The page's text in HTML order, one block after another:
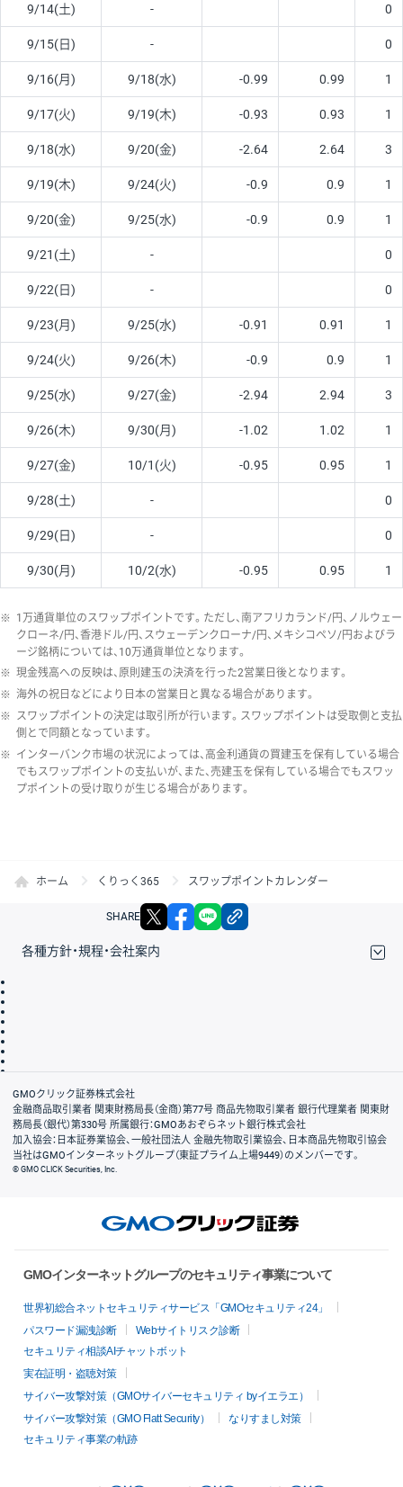
9/14(土) - 0
9/15(日) - 0
9/16(月) 9/18(水) -0.99 0.99 1
9/17(火) 9/19(木) -0.93 0.93 1
9/18(水) 9/20(金) -2.64 2.64 3
9/19(木) 9/24(火) -0.9 0.9 1
9/20(金) 9/25(水) -0.9 0.9 1
9/21(土) - 0
9/22(日) - 0
9/23(月) 9/25(水) -0.91 0.91 1
9/24(火) 9/26(木) -0.9 0.9 1
9/25(水) 9/27(金) -2.94 2.94 3
9/26(木) 9/30(月) -1.02 1.02 1
9/27(金) 10/1(火) -0.95 0.95 1
9/28(土) - 0
9/29(日) - 0
9/30(月) 10/2(水) -0.95 0.95 1
※ 1万通貨単位のスワップポイントです。ただし、南アフリカランド/円、ノルウェー
クローネ/円、香港ドル/円、スウェーデンクローナ/円、メキシコペソ/円およびラ
ージ銘柄については、10万通貨単位となります。
※ 現金残高への反映は、原則建玉の決済を行った2営業日後となります。
※ 海外の祝日などにより日本の営業日と異なる場合があります。
※ スワップポイントの決定は取引所が行います。スワップポイントは受取側と支払
側とで同額となっています。
※ インターバンク市場の状況によっては、高金利通貨の買建玉を保有している場合
でもスワップポイントの支払いが、また、売建玉を保有している場合でもスワッ
プポイントの受け取りが生じる場合があります。
ホーム くりっく365 スワップポイントカレンダー
SHARE X facebook
各種方針・規程・会社案内
会社案内
GMOクリック証券株式会社
金融商品取引業者 関東財務局長（金商）第77号 商品先物取引業者 銀行代理業者 関東財
務局長（銀代）第330号 所属銀行：GMOあおぞらネット銀行株式会社
加入協会：日本証券業協会、一般社団法人 金融先物取引業協会、日本商品先物取引協会
当社はGMOインターネットグループ（東証プライム上場9449）のメンバーです。
© GMO CLICK Securities, Inc.
GMOインターネットグループのセキュリティ事業について
世界初総合ネットセキュリティサービス「GMOセキュリティ24」
パスワード漏洩診断
Webサイトリスク診断
セキュリティ相談AIチャットボット
実在証明・盗聴対策
サイバー攻撃対策（GMOサイバーセキュリティ byイエラエ）
サイバー攻撃対策（GMO Flatt Security）
なりすまし対策
セキュリティ事業の軌跡